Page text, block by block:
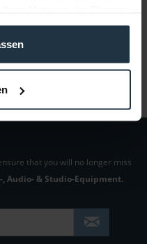
Information
verfübar......
that you will no longer miss
Audio- & Studio-Equipment.